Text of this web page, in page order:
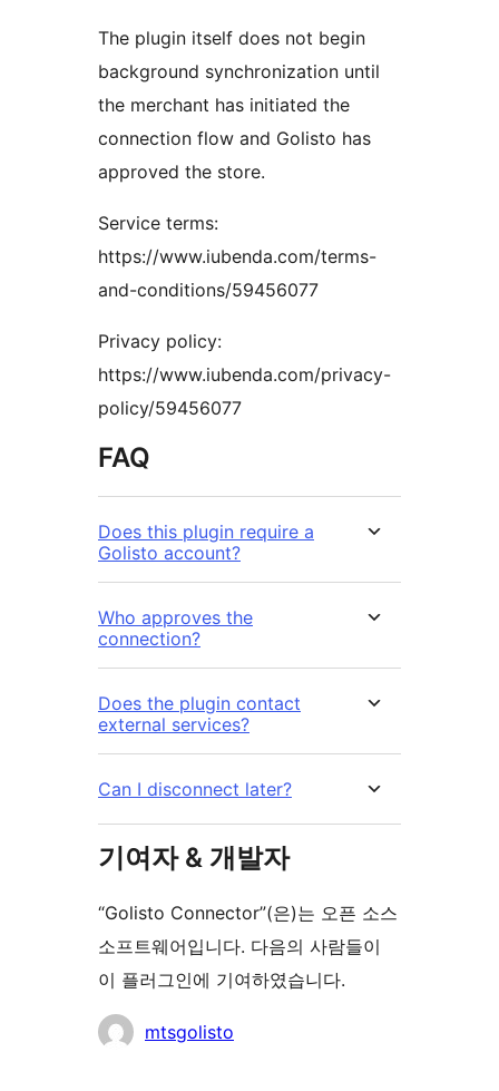
The plugin itself does not begin
background synchronization until
the merchant has initiated the
connection flow and Golisto has
approved the store.
Service terms:
https://www.iubenda.com/terms-
and-conditions/59456077
Privacy policy:
https://www.iubenda.com/privacy-
policy/59456077
FAQ
Does this plugin require a
Golisto account?
Who approves the
connection?
Does the plugin contact
external services?
Can I disconnect later?
기여자 & 개발자
“Golisto Connector”(은)는 오픈 소스
소프트웨어입니다. 다음의 사람들이
이 플러그인에 기여하였습니다.
기
mtsgolisto